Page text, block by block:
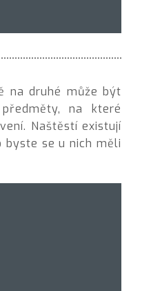
na druhé může být
na které
Naštěstí existují
byste se u nich měli